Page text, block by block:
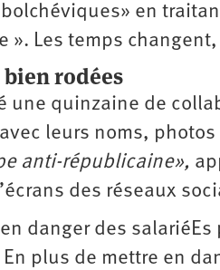
en
». Les temps
rodées
une quinzaine de
leurs noms,
anti-républicaine»,
des réseaux
danger des salariéEs
plus de mettre en